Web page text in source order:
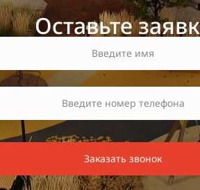
Оставьте
Заказать звонок